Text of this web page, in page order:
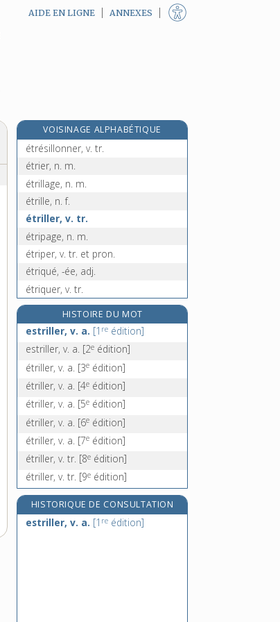
AIDE EN LIGNE ANNEXES
VOISINAGE ALPHABÉTIQUE
étrésillon, n. m.
étrésillonner, v. tr.
étrier, n. m.
étrillage, n. m.
étrille, n. f.
étriller, v. tr.
étripage, n. m.
étriper, v. tr. et pron.
étriqué, -ée, adj.
étriquer, v. tr.
étrive, n. f.
étriver, v. tr.
étroitement, adv.
HISTOIRE DU MOT
estriller, v. a. [1 re édition]
estriller, v. a. [2e édition]
étriller, v. a. [3e édition]
étriller, v. a. [4e édition]
étriller, v. a. [5e édition]
étriller, v. a. [6e édition]
étriller, v. a. [7e édition]
étriller, v. tr. [8e édition]
étriller, v. tr. [9e édition]
HISTORIQUE DE CONSULTATION
estriller, v. a. [1 re édition]